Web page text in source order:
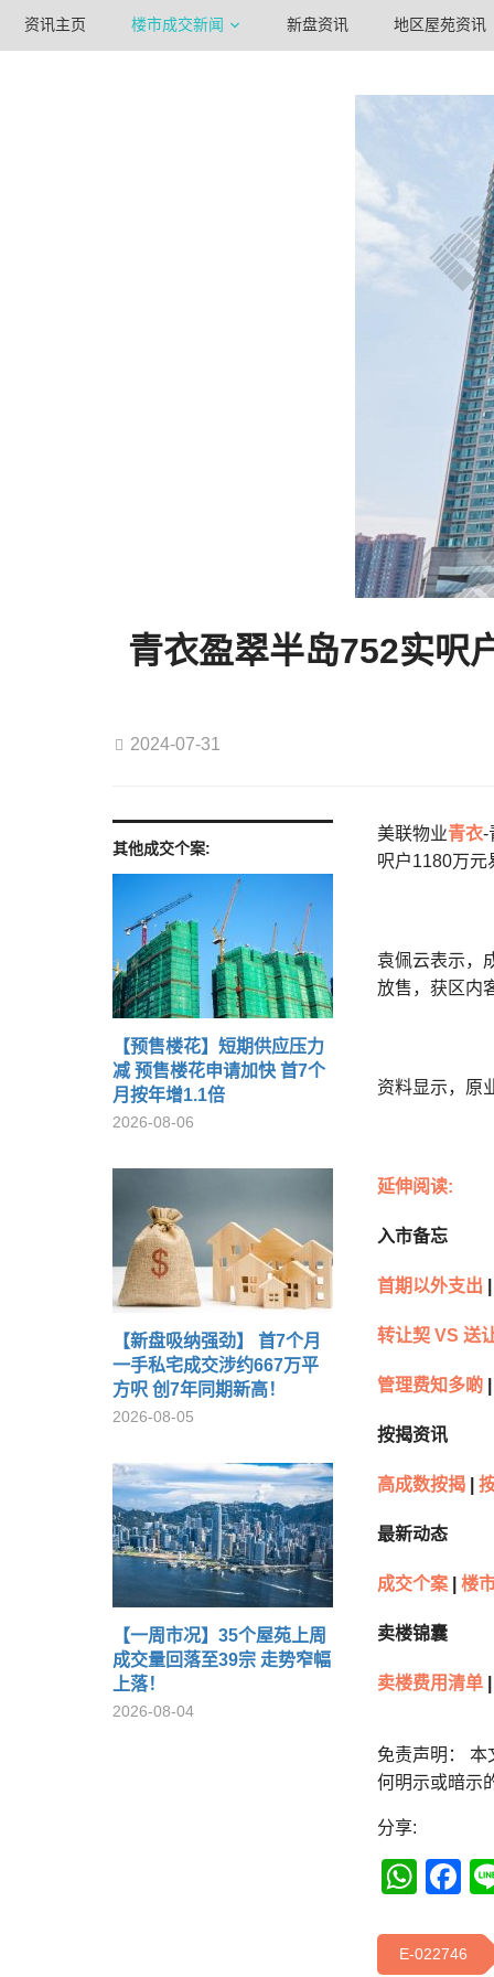
资讯主页 楼市成交新闻 新盘资讯 地区屋苑资讯
青衣盈翠半岛752实呎
2024-07-31
其他成交个案:
【预售楼花】短期供应压力
减 预售楼花申请加快 首7个
月按年增1.1倍
2026-08-06
【新盘吸纳强劲】 首7个月
一手私宅成交涉约667万平
方呎 创7年同期新高！
2026-08-05
【一周市况】35个屋苑上周
成交量回落至39宗 走势窄幅
上落！
2026-08-04
美联物业青衣-
呎户1180万元
袁佩云表示，
放售，获区内
资料显示，原
延伸阅读:
入市备忘
首期以外支出
转让契 VS 送
管理费知多啲
按揭资讯
高成数按揭
最新动态
成交个案 楼
卖楼锦囊
卖楼费用清单
免责声明：
何明示或暗示
分享:
E-022746